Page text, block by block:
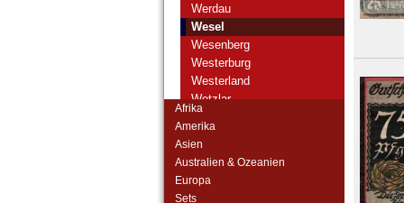
Werdau
Wesel
Wesenberg
Westerburg
Westerland
Wetzlar
Wildeshausen
Afrika
Amerika
Asien
Australien & Ozeanien
Europa
Sets